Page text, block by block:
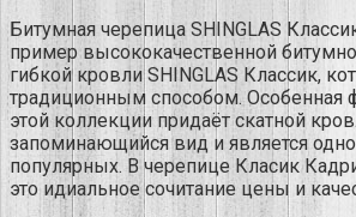
Битумная черепица SHINGLAS
пример высококачественной
гибкой кровли SHINGLAS Классик,
традиционным способом. Особенная
этой коллекции придаёт скатной
запоминающийся вид и является
популярных. В черепице Класик
это идиальное сочитание цены и